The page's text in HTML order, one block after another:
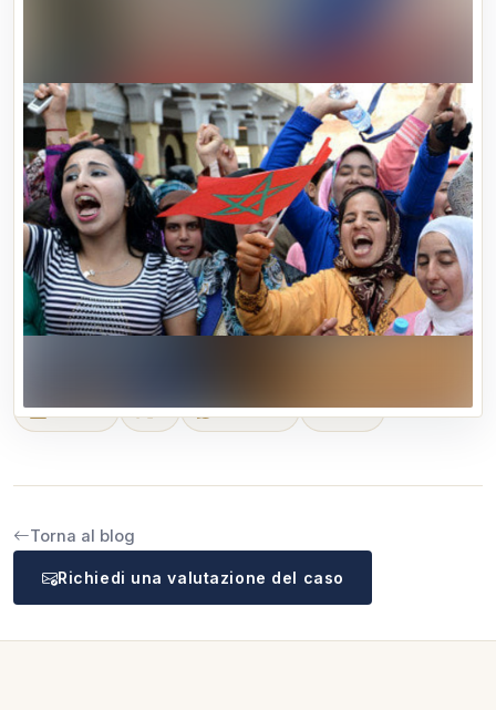
Contributo dell'Università di Giurisprudenza di Trento dal
titolo: Donne e diritti in Marocco. Riflessioni tra modernità e
tradizione
Vedi l'originale:LinkedIn ↗
LinkedIn X WhatsApp Email
Torna al blog
Richiedi una valutazione del caso